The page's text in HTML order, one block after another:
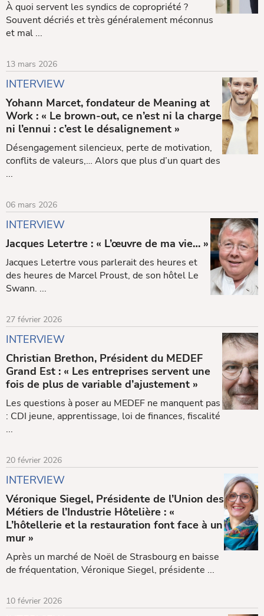
À quoi servent les syndics de copropriété ?
Souvent décriés et très généralement méconnus
et mal ...
13 mars 2026
INTERVIEW
Yohann Marcet, fondateur de Meaning at
Work : « Le brown-out, ce n’est ni la charge
ni l’ennui : c’est le désalignement »
Désengagement silencieux, perte de motivation,
conflits de valeurs,… Alors que plus d’un quart des
...
06 mars 2026
INTERVIEW
Jacques Letertre : « L’œuvre de ma vie… »
Jacques Letertre vous parlerait des heures et
des heures de Marcel Proust, de son hôtel Le
Swann. ...
27 février 2026
INTERVIEW
Christian Brethon, Président du MEDEF
Grand Est : « Les entreprises servent une
fois de plus de variable d’ajustement »
Les questions à poser au MEDEF ne manquent pas
: CDI jeune, apprentissage, loi de finances, fiscalité
...
20 février 2026
INTERVIEW
Véronique Siegel, Présidente de l’Union des
Métiers de l’Industrie Hôtelière : «
L’hôtellerie et la restauration font face à un
mur »
Après un marché de Noël de Strasbourg en baisse
de fréquentation, Véronique Siegel, présidente ...
10 février 2026